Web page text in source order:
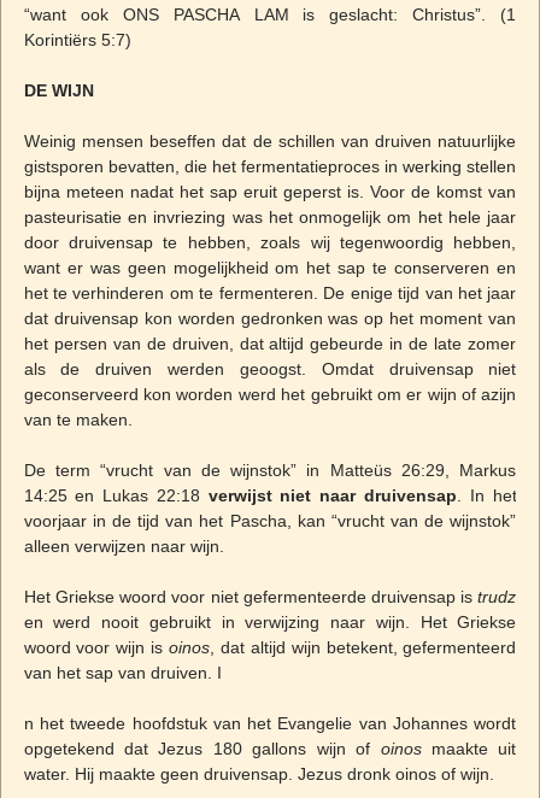
“want ook ONS PASCHA LAM is geslacht: Christus”. (1
Korintiërs 5:7)
DE WIJN
Weinig mensen beseffen dat de schillen van druiven natuurlijke
gistsporen bevatten, die het fermentatieproces in werking stellen
bijna meteen nadat het sap eruit geperst is. Voor de komst van
pasteurisatie en invriezing was het onmogelijk om het hele jaar
door druivensap te hebben, zoals wij tegenwoordig hebben,
want er was geen mogelijkheid om het sap te conserveren en
het te verhinderen om te fermenteren. De enige tijd van het jaar
dat druivensap kon worden gedronken was op het moment van
het persen van de druiven, dat altijd gebeurde in de late zomer
als de druiven werden geoogst. Omdat druivensap niet
geconserveerd kon worden werd het gebruikt om er wijn of azijn
van te maken.
De term “vrucht van de wijnstok” in Matteüs 26:29, Markus
14:25 en Lukas 22:18 verwijst niet naar druivensap . In het
voorjaar in de tijd van het Pascha, kan “vrucht van de wijnstok”
alleen verwijzen naar wijn.
Het Griekse woord voor niet gefermenteerde druivensap istrudz
en werd nooit gebruikt in verwijzing naar wijn. Het Griekse
woord voor wijn isoinos , dat altijd wijn betekent, gefermenteerd
van het sap van druiven. I
n het tweede hoofdstuk van het Evangelie van Johannes wordt
opgetekend dat Jezus 180 gallons wijn of oinosmaakte uit
water. Hij maakte geen druivensap. Jezus dronk oinos of wijn.